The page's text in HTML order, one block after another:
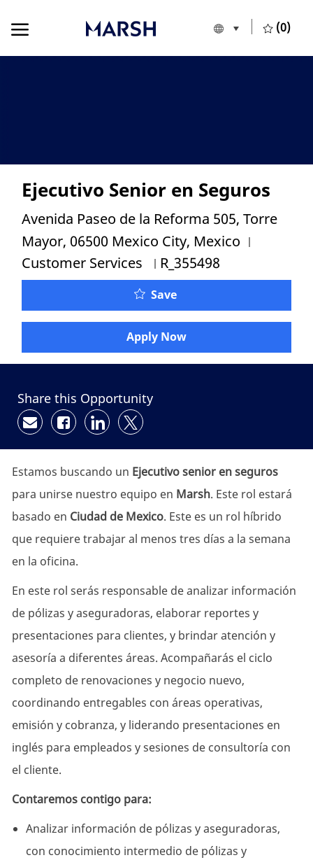
Language
European Union
(0)
Ejecutivo Senior en Seguros
Location
Avenida Paseo de la Reforma 505, Torre
Mayor, 06500 Mexico City, Mexico
Customer Services Job Id
R_355498
Save
Apply Now
Share this Opportunity
Share via email
Share via Facebook
Share via LinkedIn
Share via twitter
Estamos buscando un Ejecutivo senior en seguros
para unirse nuestro equipo en Marsh. Este rol estará
basado en Ciudad de Mexico. Este es un rol híbrido
que requiere trabajar al menos tres días a la semana
en la oficina.
En este rol serás responsable de analizar información
de pólizas y aseguradoras, elaborar reportes y
presentaciones para clientes, y brindar atención y
asesoría a diferentes áreas. Acompañarás el ciclo
completo de renovaciones y negocio nuevo,
coordinando entregables con áreas operativas,
emisión y cobranza, y liderando presentaciones en
inglés para empleados y sesiones de consultoría con
el cliente.
Contaremos contigo para:
Analizar información de pólizas y aseguradoras,
con conocimiento intermedio de pólizas y